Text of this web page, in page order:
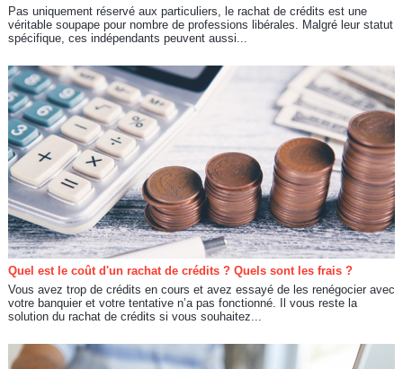
Pas uniquement réservé aux particuliers, le rachat de crédits est une
véritable soupape pour nombre de professions libérales. Malgré leur statut
spécifique, ces indépendants peuvent aussi...
Quel est le coût d'un rachat de crédits ? Quels sont les frais ?
Vous avez trop de crédits en cours et avez essayé de les renégocier avec
votre banquier et votre tentative n’a pas fonctionné. Il vous reste la
solution du rachat de crédits si vous souhaitez...